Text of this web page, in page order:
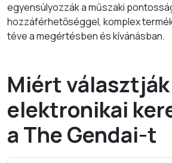
egyensúlyozzák a műszaki
hozzáférhetőséggel, komplex
téve a megértésben és kívánásban.
Miért választják
elektronikai
a The Gendai-t